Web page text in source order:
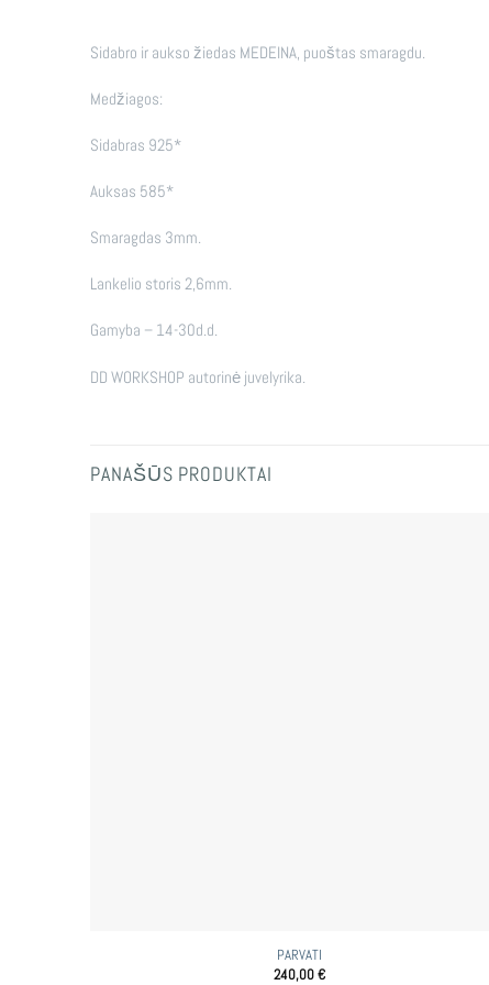
Sidabro ir aukso žiedas MEDEINA, puoštas smaragdu.
Medžiagos:
Sidabras 925*
Auksas 585*
Smaragdas 3mm.
Lankelio storis 2,6mm.
Gamyba – 14-30d.d.
DD WORKSHOP autorinė juvelyrika.
PANAŠŪS PRODUKTAI
PARVATI
240,00€